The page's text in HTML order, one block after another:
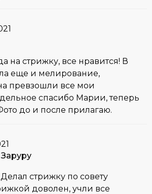
на стрижку, все нравится! В
еще и мелирование,
превзошли все мои
спасибо Марии, теперь
до и после прилагаю.
стрижку по совету
доволен, учли все